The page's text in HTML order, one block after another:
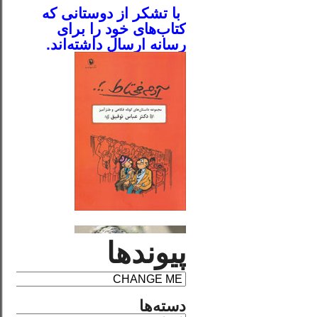
با تشکر از دوستانی که
کتاب‌های خود را برای
رسانه ارسال داشته‌اند.
پیوندها
دسته‌ها